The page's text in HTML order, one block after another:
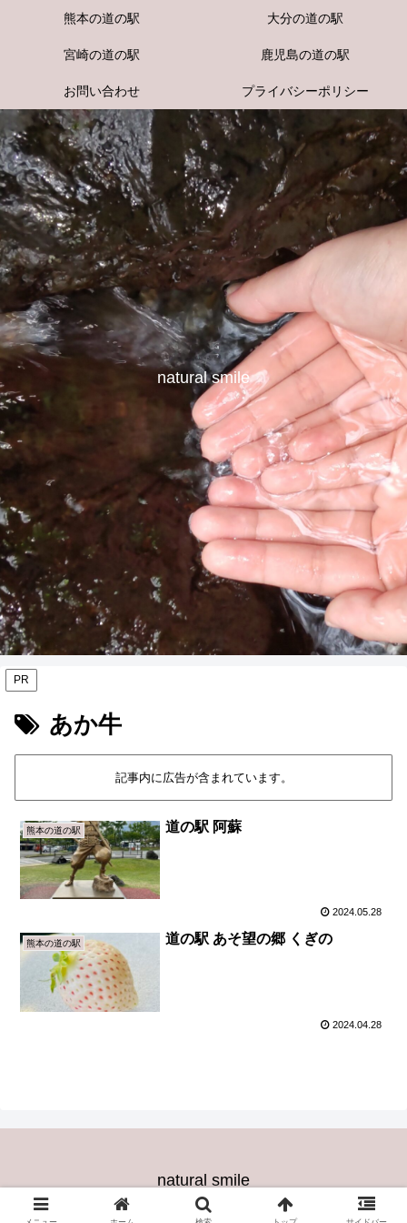
natural smile
熊本の道の駅 大分の道の駅
宮崎の道の駅 鹿児島の道の駅
お問い合わせ プライバシーポリシー
PR
あか牛
記事内に広告が含まれています。
熊本の道の駅 道の駅 阿蘇
2024.05.28
熊本の道の駅 道の駅 あそ望の郷 くぎの
2024.04.28
natural smile
© 2024 natural smile.